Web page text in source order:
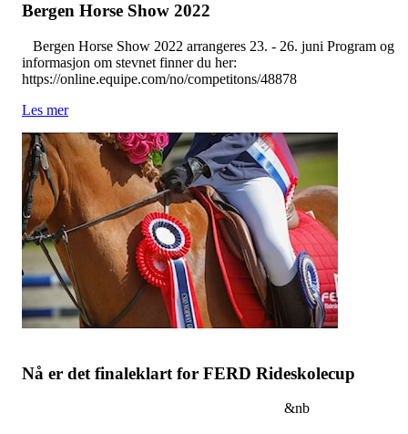
Bergen Horse Show 2022
Bergen Horse Show 2022 arrangeres 23. - 26. juni Program og
informasjon om stevnet finner du her:
https://online.equipe.com/no/competitons/48878
Les mer
Nå er det finaleklart for FERD Rideskolecup
&nb